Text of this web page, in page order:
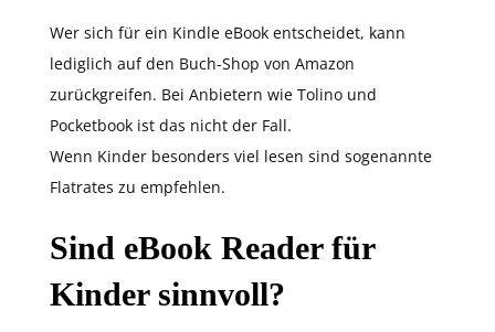
Wer sich für ein Kindle eBook entscheidet, kann
lediglich auf den Buch-Shop von Amazon
zurückgreifen. Bei Anbietern wie Tolino und
Pocketbook ist das nicht der Fall.
Wenn Kinder besonders viel lesen sind sogenannte
Flatrates zu empfehlen.
Sind eBook Reader für
Kinder sinnvoll?